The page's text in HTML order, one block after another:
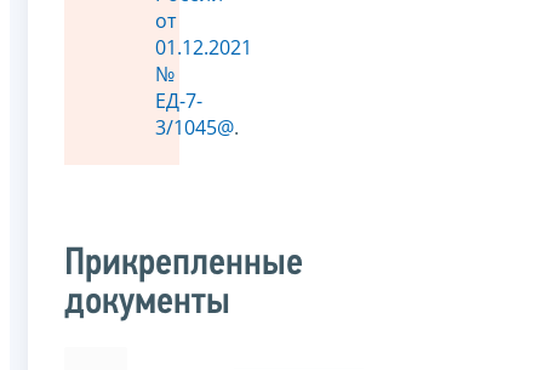
от
01.12.2021
№
ЕД-7-
3/1045@.
Прикрепленные
документы